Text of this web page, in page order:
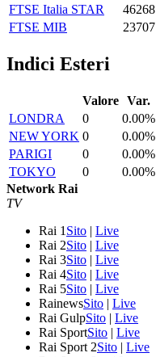
FTSE Italia STAR
46268
FTSE MIB
23707
Indici Esteri
Valore Var.
LONDRA
0
0.00%
NEW YORK 0
0.00%
PARIGI
0
0.00%
TOKYO
0
0.00%
Network Rai
TV
Rai 1 Sito | Live
Rai 2Sito | Live
Rai 3Sito | Live
Rai 4Sito | Live
Rai 5Sito | Live
RainewsSito | Live
Rai GulpSito | Live
Rai SportSito | Live
Rai Sport 2Sito | Live